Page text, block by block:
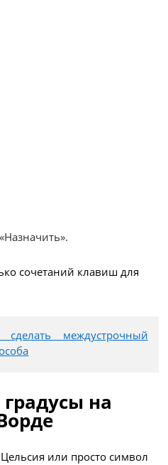
сочетаний клавиш для
сделать междустрочный
на
или просто символ